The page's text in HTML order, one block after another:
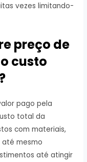
vezes limitando-
preço de
custo
pago pela
total da
com materiais,
mesmo
até atingir